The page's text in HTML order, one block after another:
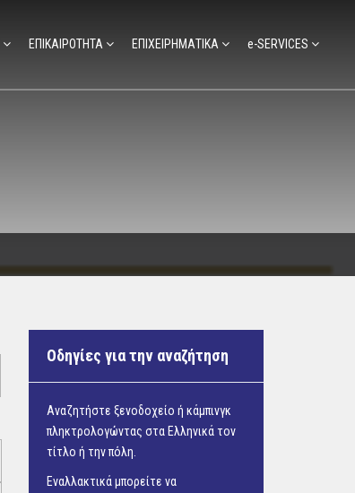
ΕΠΙΚΑΙΡΟΤΗΤΑ ΕΠΙΧΕΙΡΗΜΑΤΙΚΑ e-SERVICES
Οδηγίες για την αναζήτηση
Αναζητήστε ξενοδοχείο ή κάμπινγκ
πληκτρολογώντας στα Ελληνικά τον
τίτλο ή την πόλη.
Εναλλακτικά μπορείτε να